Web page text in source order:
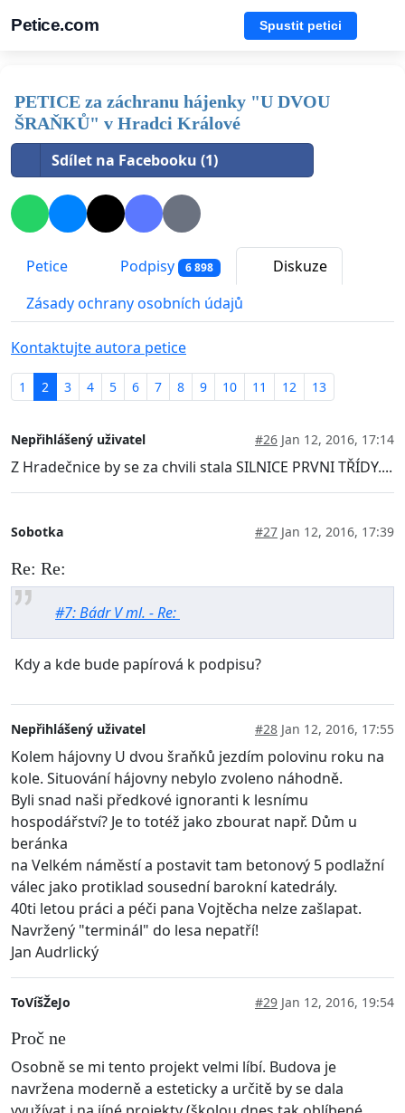
Petice.com Spustit petici
PETICE za záchranu hájenky "U DVOU
ŠRAŇKŮ" v Hradci Králové
Sdílet na Facebooku (1)
Petice Podpisy 6 898
Diskuze
Zásady ochrany osobních údajů
Kontaktujte autora petice
1 2 3 4 5 6 7 8 9 10 11 12 13
Nepřihlášený uživatel #26 Jan 12, 2016, 17:14
Z Hradečnice by se za chvili stala SILNICE PRVNI TŘÍDY....
Sobotka #27 Jan 12, 2016, 17:39
Re: Re:
#7: Bádr V ml. - Re:
Kdy a kde bude papírová k podpisu?
Nepřihlášený uživatel #28 Jan 12, 2016, 17:55
Kolem hájovny U dvou šraňků jezdím polovinu roku na
kole. Situování hájovny nebylo zvoleno náhodně.
Byli snad naši předkové ignoranti k lesnímu
hospodářství? Je to totéž jako zbourat např. Dům u
beránka
na Velkém náměstí a postavit tam betonový 5 podlažní
válec jako protiklad sousední barokní katedrály.
40ti letou práci a péči pana Vojtěcha nelze zašlapat.
Navržený "terminál" do lesa nepatří!
Jan Audrlický
ToVíšŽeJo #29 Jan 12, 2016, 19:54
Proč ne
Osobně se mi tento projekt velmi líbí. Budova je
navržena moderně a esteticky a určitě by se dala